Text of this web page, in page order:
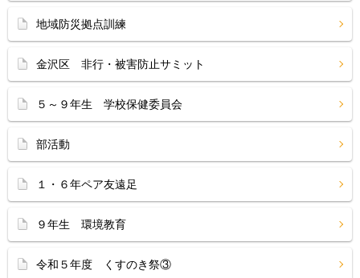
地域防災拠点訓練
金沢区 非行・被害防止サミット
５～９年生 学校保健委員会
部活動
１・６年ペア友遠足
９年生 環境教育
令和５年度 くすのき祭③